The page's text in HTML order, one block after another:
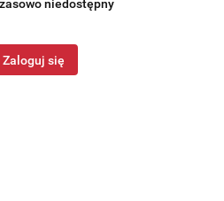
niedostępny
Zaloguj się